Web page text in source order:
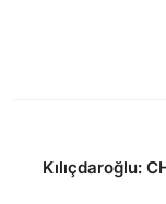
Kılıçdaroğlu: